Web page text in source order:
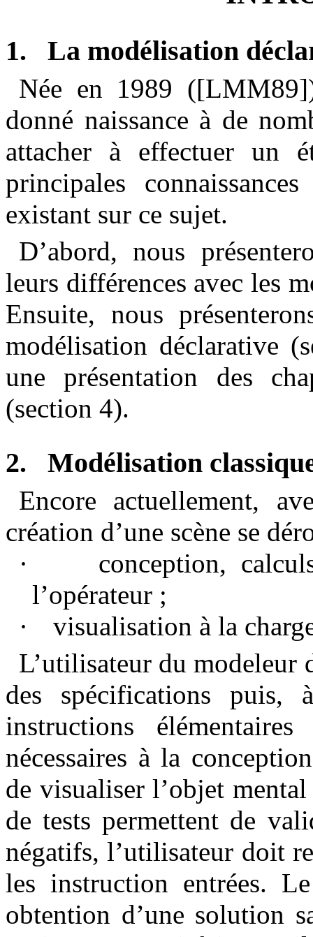
1. La modélisation
Née en 1989
donné naissance à de
attacher à effectuer un
principales
existant sur ce sujet.
D’abord, nous
leurs différences avec les
Ensuite, nous
modélisation déclarative
une présentation des
(section 4).
2. Modélisation
Encore actuellement,
création d’une scène se
·
conception,
l’opérateur ;
·
visualisation à la
L’utilisateur du modeleur
des spécifications puis,
instructions
nécessaires à la
de visualiser l’objet
de tests permettent de
négatifs, l’utilisateur doit
les instruction entrées. Le
obtention d’une solution